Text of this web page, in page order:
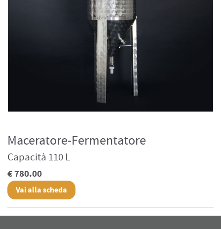
Maceratore-Fermentatore
Capacità 110 L
€ 780.00
Vai alla scheda